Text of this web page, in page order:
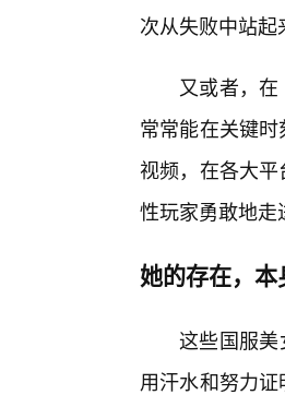
次从失败中站
又或者，
常常能在关键
视频，在各大
性玩家勇敢地走
她的存在，
这些国服
用汗水和努力